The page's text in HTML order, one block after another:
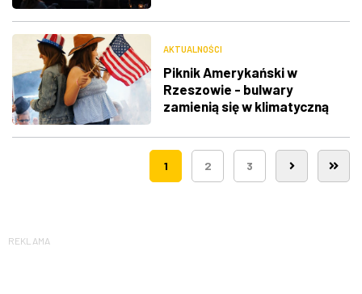
AKTUALNOŚCI
Piknik Amerykański w
Rzeszowie - bulwary
zamienią się w klimatyczną
1 2 3
REKLAMA